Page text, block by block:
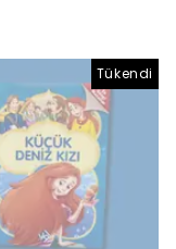
Tükendi